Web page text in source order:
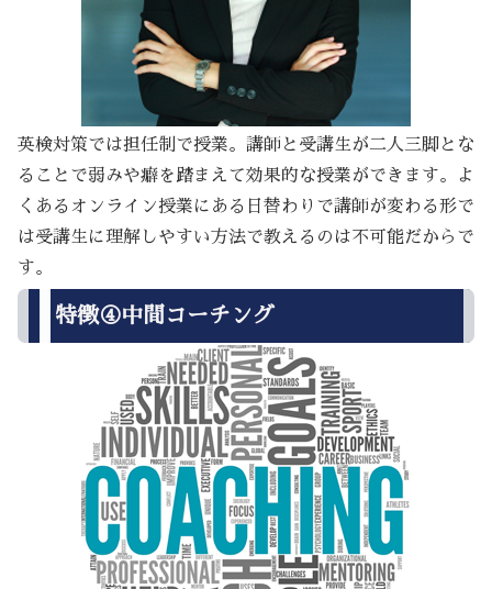
英検対策では担任制で授業。講師と受講生が二人三脚とな
ることで弱みや癖を踏まえて効果的な授業ができます。よ
くあるオンライン授業にある日替わりで講師が変わる形で
は受講生に理解しやすい方法で教えるのは不可能だからで
す。
特徴④中間コーチング